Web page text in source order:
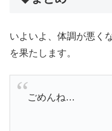
いよいよ、体調が悪く
を果たします。
ごめんね…